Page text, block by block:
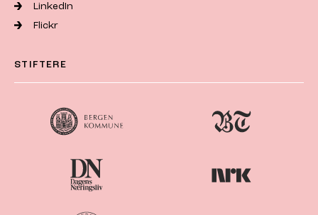
LinkedIn
Flickr
STIFTERE